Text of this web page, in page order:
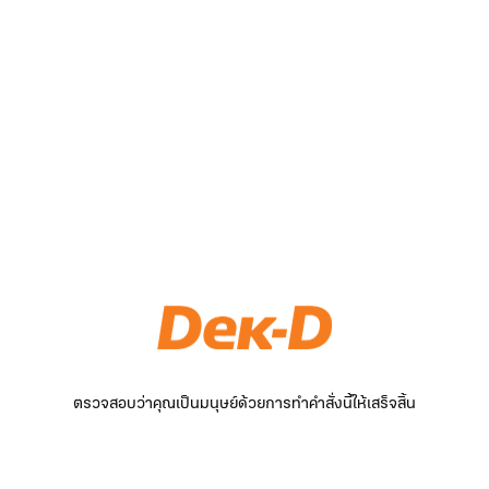
ตรวจสอบว่าคุณเป็นมนุษย์ด้วยการทำคำสั่งนี้ให้เสร็จสิ้น